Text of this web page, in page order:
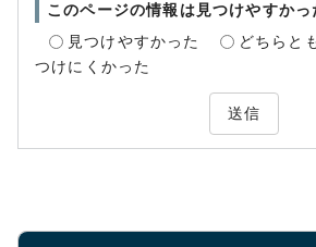
このページの情報は見つけやすかっ
見つけやすかった
どちらと
つけにくかった
送信